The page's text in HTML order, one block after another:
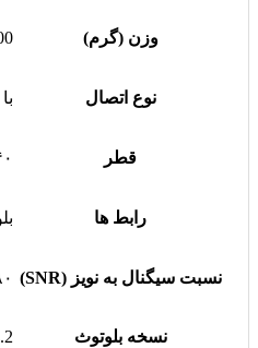
وزن (گرم)
نوع اتصال
قطر ۴۰
رابط ها
نسبت سیگنال به نویز (SNR) ۸۰
نسخه بلوتوث